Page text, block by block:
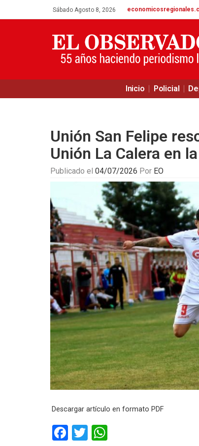
Sábado Agosto 8, 2026 economicosregionales.cl
Inicio Policial
Unión San Felipe
Unión La Calera en
Publicado el 04/07/2026 Por EO
Descargar artículo en formato PDF
F
T